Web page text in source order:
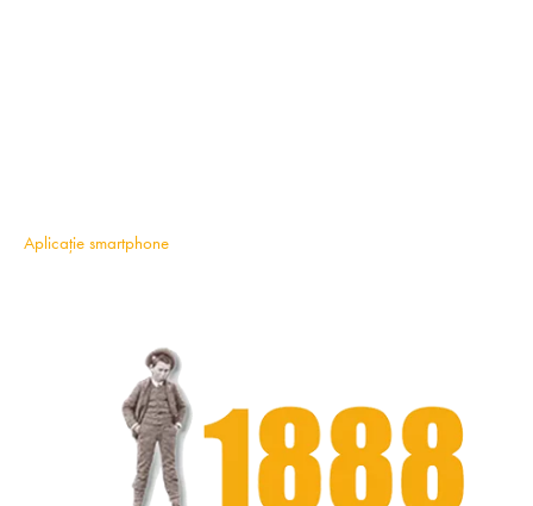
Aplicație smartphone